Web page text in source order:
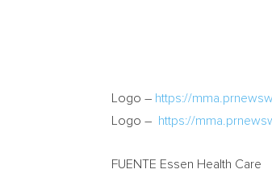
Logo – https://
Logo –
https://
FUENTE Essen Health Care